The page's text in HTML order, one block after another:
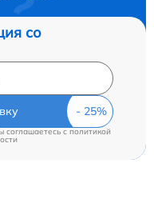
со
соглашаетесь cполитикой